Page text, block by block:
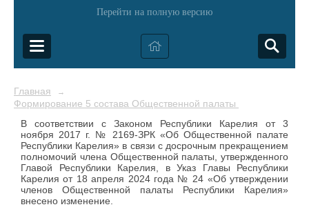
Перейти на полную версию
Главная →
Формирование 5 состава Общественной палаты Республики
В соответствии с Законом Республики Карелия от 3
ноября 2017 г. № 2169-ЗРК «Об Общественной палате
Республики Карелия» в связи с досрочным прекращением
полномочий члена Общественной палаты, утвержденного
Главой Республики Карелия, в Указ Главы Республики
Карелия от 18 апреля 2024 года № 24 «Об утверждении
членов Общественной палаты Республики Карелия»
внесено изменение.